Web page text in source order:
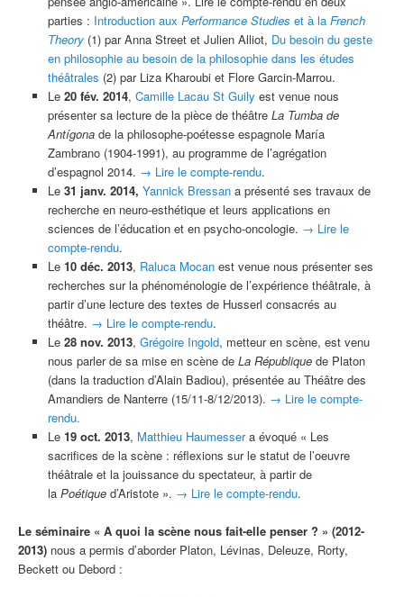
parties : Introduction aux Performance Studies et à la French
Theory(1) par Anna Street et Julien Alliot, Du besoin du geste
en philosophie au besoin de la philosophie dans les études
théâtrales (2) par Liza Kharoubi et Flore Garcin-Marrou.
Le 20 fév. 2014, Camille Lacau St Guily est venue nous
présenter sa lecture de la pièce de théâtre La Tumba de
Antígonade la philosophe-poétesse espagnole María
Zambrano (1904-1991), au programme de l’agrégation
d’espagnol 2014. → Lire le compte-rendu.
Le31 janv. 2014, Yannick Bressana présenté ses travaux de
recherche en neuro-esthétique et leurs applications en
sciences de l’éducation et en psycho-oncologie. → Lire le
compte-rendu.
Le 10 déc. 2013, Raluca Mocanest venue nous présenter ses
recherches sur la phénoménologie de l’expérience théâtrale, à
partir d’une lecture des textes de Husserl consacrés au
théâtre. → Lire le compte-rendu.
Le 28 nov. 2013, Grégoire Ingold, metteur en scène, est venu
nous parler de sa mise en scène de La Républiquede Platon
(dans la traduction d’Alain Badiou), présentée au Théâtre des
Amandiers de Nanterre (15/11-8/12/2013). → Lire le compte-
rendu.
Le19 oct. 2013, Matthieu Haumessera évoqué « Les
sacrifices de la scène : réflexions sur le statut de l’oeuvre
théâtrale et la jouissance du spectateur, à partir de
la Poétique d’Aristote ». → Lire le compte-rendu.
Le séminaire « A quoi la scène nous fait-elle penser ? » (2012-
2013) nous a permis d’aborder Platon, Lévinas, Deleuze, Rorty,
Beckett ou Debord :